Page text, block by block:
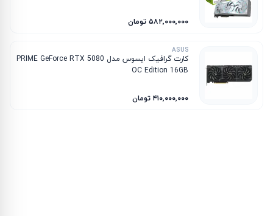
۵۸۲٬۰۰۰٬۰۰۰ تومان
ASUS
کارت گرافیک ایسوس مدل PRIME GeForce RTX 5080
OC Edition 16GB
۴۱۰٬۰۰۰٬۰۰۰ تومان